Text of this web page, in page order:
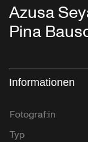
Azusa
Pina
Informationen
Fotograf:in
Typ